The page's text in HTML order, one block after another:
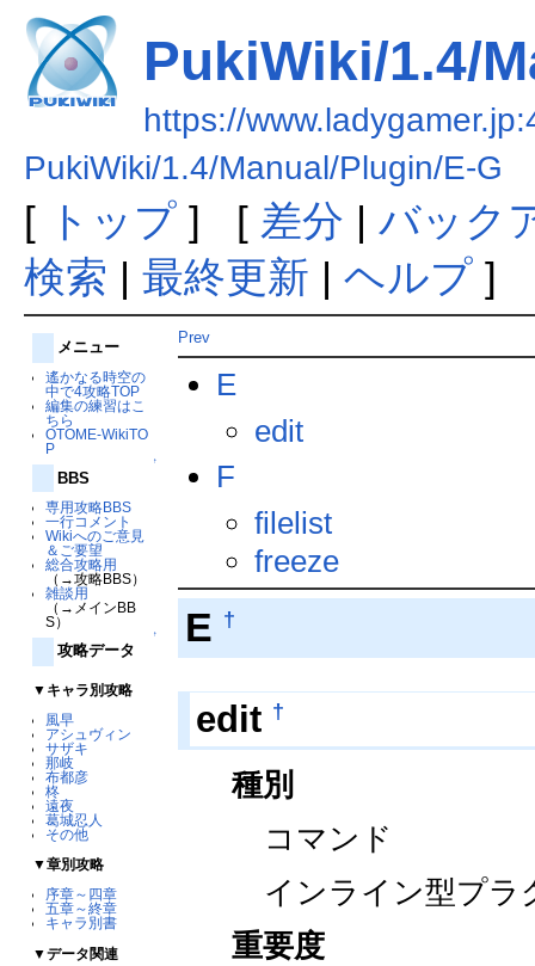
PukiWiki/1.4/
https://
PukiWiki/1.4/Manual/Plugin/E-G
[ トップ] [ 差分 | バック
検索 | 最終更新 | ヘルプ]
メニュー
遙かなる時空の
中で4攻略TOP
編集の練習はこ
ちら
OTOME-WikiTO
P
↑
BBS
専用攻略BBS
一行コメント
Wikiへのご意見
＆ご要望
総合攻略用
（→攻略BBS）
雑談用
（→メインBB
S）
↑
攻略データ
▼キャラ別攻略
風早
アシュヴィン
サザキ
那岐
布都彦
柊
遠夜
葛城忍人
その他
▼章別攻略
序章～四章
五章～終章
キャラ別書
▼データ関連
Prev
E
edit
F
filelist
freeze
E †
edit †
種別
コマンド
インライン型プラ
重要度